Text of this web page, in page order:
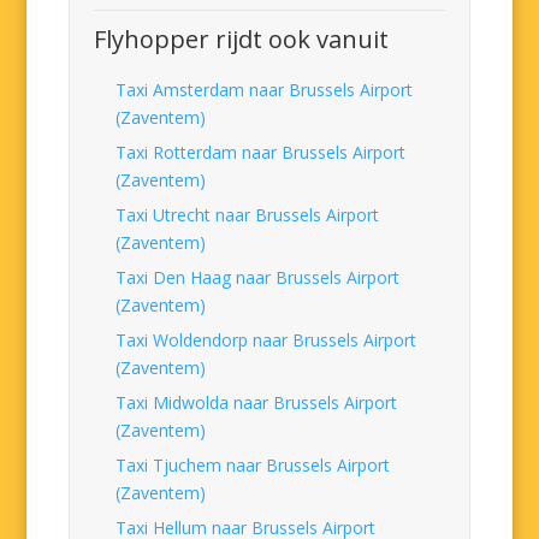
Flyhopper rijdt ook vanuit
Taxi Amsterdam naar Brussels Airport
(Zaventem)
Taxi Rotterdam naar Brussels Airport
(Zaventem)
Taxi Utrecht naar Brussels Airport
(Zaventem)
Taxi Den Haag naar Brussels Airport
(Zaventem)
Taxi Woldendorp naar Brussels Airport
(Zaventem)
Taxi Midwolda naar Brussels Airport
(Zaventem)
Taxi Tjuchem naar Brussels Airport
(Zaventem)
Taxi Hellum naar Brussels Airport